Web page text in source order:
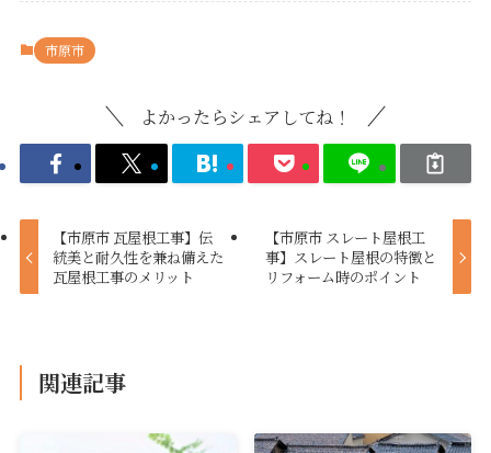
市原市
よかったらシェアしてね！
【市原市 瓦屋根工事】伝
統美と耐久性を兼ね備えた
瓦屋根工事のメリット
【市原市 スレート屋根工
事】スレート屋根の特徴と
リフォーム時のポイント
関連記事